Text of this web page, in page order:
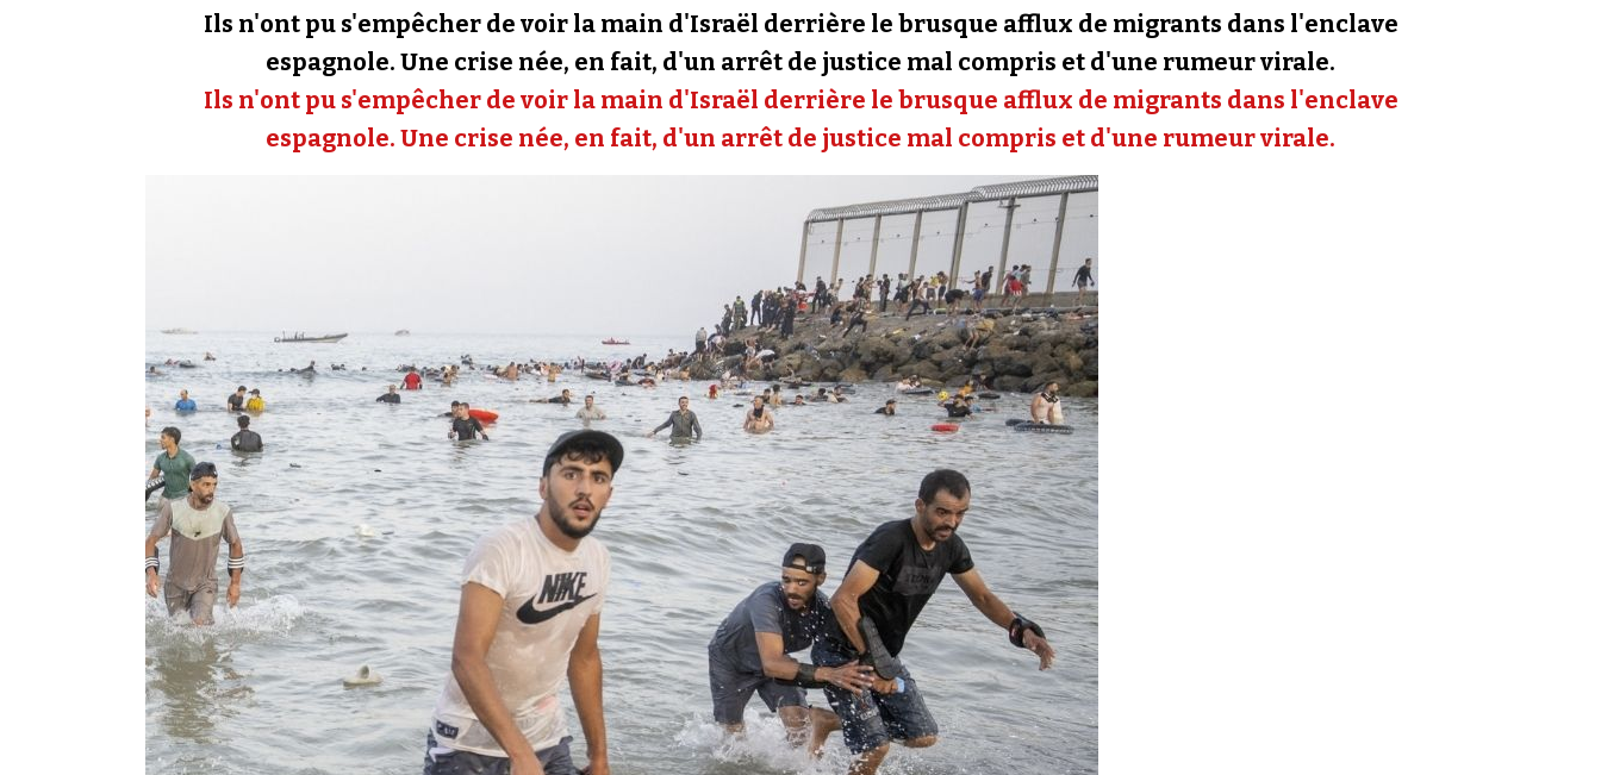
Ils n'ont pu s'empêcher de voir la main d'Israël derrière le brusque afflux de migrants dans l'enclave
espagnole. Une crise née, en fait, d'un arrêt de justice mal compris et d'une rumeur virale.
Ils n'ont pu s'empêcher de voir la main d'Israël derrière le brusque afflux de migrants dans l'enclave
espagnole. Une crise née, en fait, d'un arrêt de justice mal compris et d'une rumeur virale.